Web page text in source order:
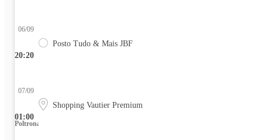
20:20
06/09
Posto Tudo & Mais JBF
01:00
07/09
Shopping Vautier Premium
Poltrona